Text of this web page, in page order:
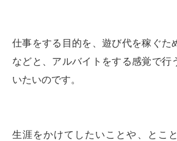
仕事をする目的を、遊び代を稼ぐた
などと、アルバイトをする感覚で行
いたいのです。
生涯をかけてしたいことや、とこ